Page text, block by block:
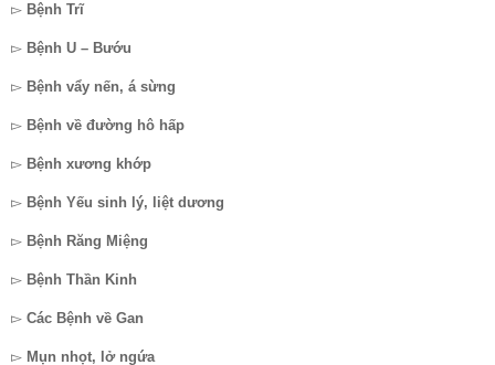
▻ Bệnh Trĩ
▻ Bệnh U – Bướu
▻ Bệnh vẩy nến, á sừng
▻ Bệnh về đường hô hấp
▻ Bệnh xương khớp
▻ Bệnh Yếu sinh lý, liệt dương
▻ Bệnh Răng Miệng
▻ Bệnh Thần Kinh
▻ Các Bệnh về Gan
▻ Mụn nhọt, lở ngứa